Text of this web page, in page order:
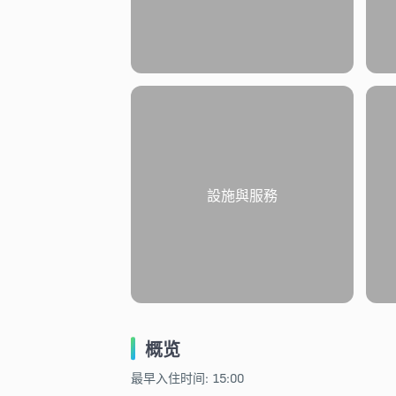
設施與服務
概览
最早入住时间: 15:00